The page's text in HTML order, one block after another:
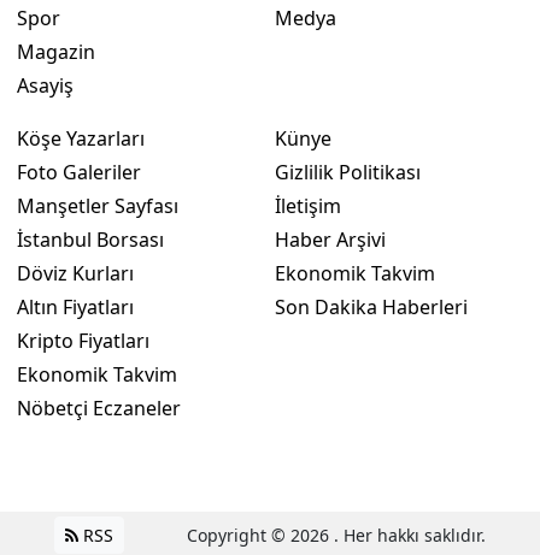
Spor
Magazin
Asayiş
Medya
Köşe Yazarları
Foto Galeriler
Manşetler Sayfası
İstanbul Borsası
Döviz Kurları
Altın Fiyatları
Kripto Fiyatları
Ekonomik Takvim
Nöbetçi Eczaneler
Künye
Gizlilik Politikası
İletişim
Haber Arşivi
Ekonomik Takvim
Son Dakika Haberleri
RSS Copyright © 2026 . Her hakkı saklıdır.